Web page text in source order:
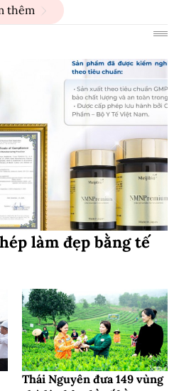
thêm
làm đẹp bằng tế
Thái Nguyên đưa 149 vùng